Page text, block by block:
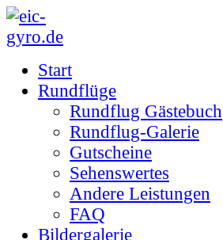
Start
Rundflüge
Rundflug Gästebuch
Rundflug-Galerie
Gutscheine
Sehenswertes
Andere Leistungen
FAQ
Bildergalerie